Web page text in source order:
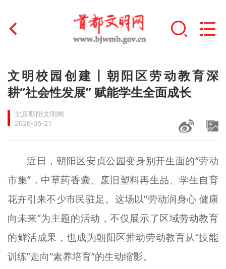
首页
文明创建
文明实践
未成年人思想道德建设
榜样人物
+
身边好人
文明评论
北京宣传文化引导基金
文明校园创建丨朝阳区劳动教育深
耕“社会性发展” 赋能学生全面成长
北京朝阳文明网
2026-05-21
近日，朝阳区安贞公园变身别开生面的“劳动
市集”，中草药香囊、废旧塑料再生品、学生自育
花卉引来不少市民驻足。这场以“劳动润身心 健康
向未来”为主题的活动，不仅展示了区域劳动教育
的鲜活成果，也成为朝阳区推动劳动教育从“技能
训练”走向“素养培育”的生动缩影。